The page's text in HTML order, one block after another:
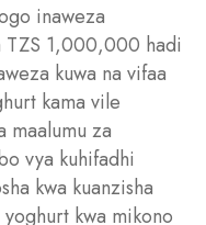
inaweza
TZS 1,000,000 hadi
kuwa na vifaa
kama vile
maalumu za
vya kuhifadhi
kwa kuanzisha
kwa mikono